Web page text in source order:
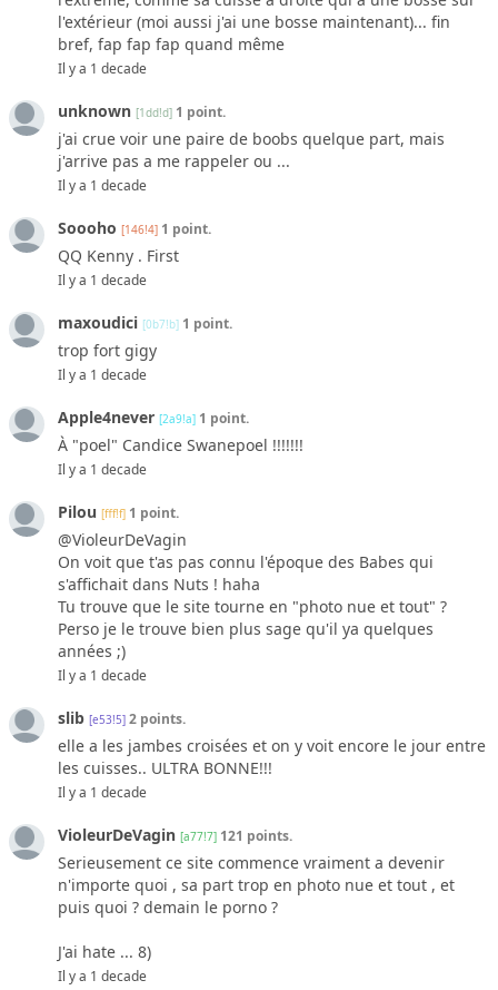
l'extérieur (moi aussi j'ai une bosse maintenant)... fin
bref, fap fap fap quand même
Il y a 1 decade
unknown [1dd!d] 1 point.
j'ai crue voir une paire de boobs quelque part, mais
j'arrive pas a me rappeler ou ...
Il y a 1 decade
Soooho [146!4] 1 point.
QQ Kenny . First
Il y a 1 decade
maxoudici [0b7!b] 1 point.
trop fort gigy
Il y a 1 decade
Apple4never [2a9!a] 1 point.
À "poel" Candice Swanepoel !!!!!!!
Il y a 1 decade
Pilou [fff!f] 1 point.
@VioleurDeVagin
On voit que t'as pas connu l'époque des Babes qui
s'affichait dans Nuts ! haha
Tu trouve que le site tourne en "photo nue et tout" ?
Perso je le trouve bien plus sage qu'il ya quelques
années ;)
Il y a 1 decade
slib [e53!5] 2 points.
elle a les jambes croisées et on y voit encore le jour entre
les cuisses.. ULTRA BONNE!!!
Il y a 1 decade
VioleurDeVagin [a77!7] 121 points.
Serieusement ce site commence vraiment a devenir
n'importe quoi , sa part trop en photo nue et tout , et
puis quoi ? demain le porno ?
J'ai hate ... 8)
Il y a 1 decade